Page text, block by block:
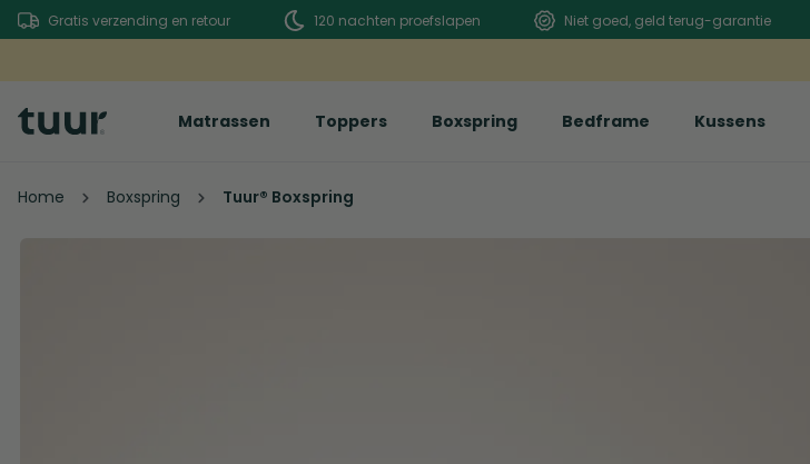
Gratis verzending en retour 120 nachten proefslapen Niet goed, geld terug-garantie
Matrassen Toppers Boxspring Bedframe Kussens
Home Boxspring Tuur® Boxspring